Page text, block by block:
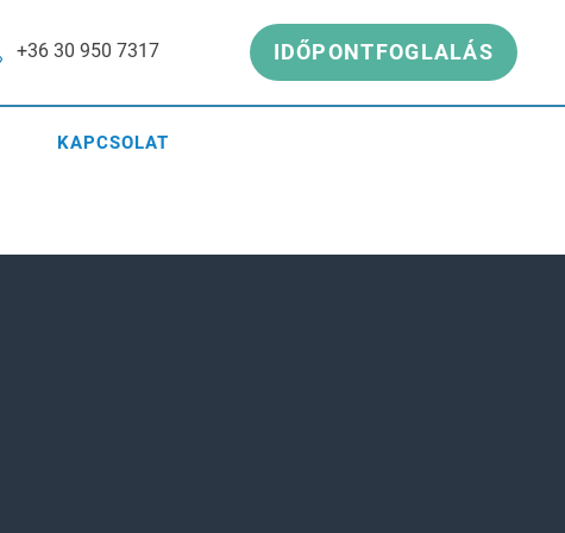
+36 30 950 7317 IDŐPONTFOGLALÁS
KAPCSOLAT